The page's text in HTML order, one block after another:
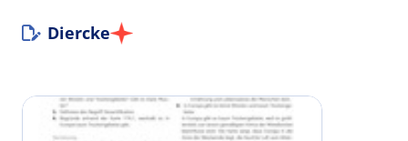
Diercke